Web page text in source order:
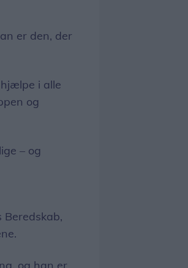
er den, der
i alle
og
– og